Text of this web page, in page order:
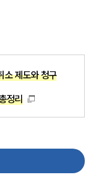
소 제도와 청구
정리